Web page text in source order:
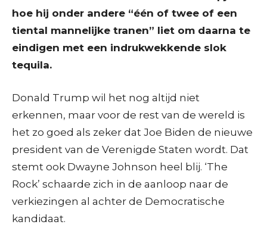
hoe hij onder andere “één of twee of een
tiental mannelijke tranen” liet om daarna te
eindigen met een indrukwekkende slok
tequila.
Donald Trump wil het nog altijd niet
erkennen, maar voor de rest van de wereld is
het zo goed als zeker dat Joe Biden de nieuwe
president van de Verenigde Staten wordt. Dat
stemt ook Dwayne Johnson heel blij. ‘The
Rock’ schaarde zich in de aanloop naar de
verkiezingen al achter de Democratische
kandidaat.